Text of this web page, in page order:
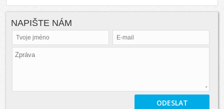
NAPIŠTE NÁM